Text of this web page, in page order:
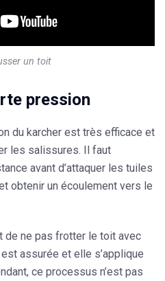
un toit
pression
du karcher est très efficace et
les salissures. Il faut
avant d’attaquer les tuiles
obtenir un écoulement vers le
de ne pas frotter le toit avec
assurée et elle s’applique
ce processus n’est pas